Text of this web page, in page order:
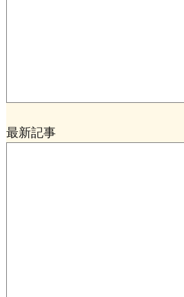
最新記事